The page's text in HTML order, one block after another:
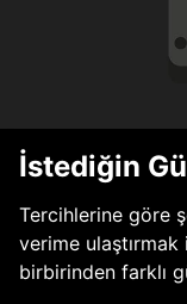
İstediğin
Tercihlerine göre
verime
birbirinden farklı